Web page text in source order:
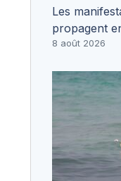
Les
propagent
8 août 2026